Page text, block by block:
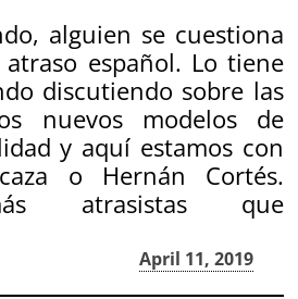
alguien se cuestiona
español. Lo tiene
discutiendo sobre las
nuevos modelos de
y aquí estamos con
o Hernán Cortés.
atrasistas que
April 11, 2019